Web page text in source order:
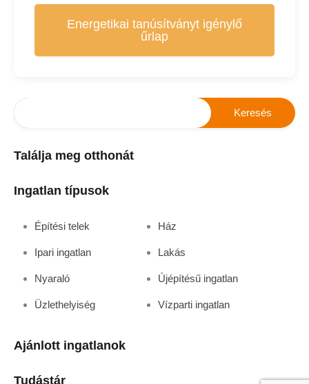
Energetikai tanúsítványt igénylő
űrlap
Találja meg otthonát
Ingatlan típusok
Építési telek Ház
Ipari ingatlan Lakás
Nyaraló Újépítésű ingatlan
Üzlethelyiség Vízparti ingatlan
Ajánlott ingatlanok
Tudástár